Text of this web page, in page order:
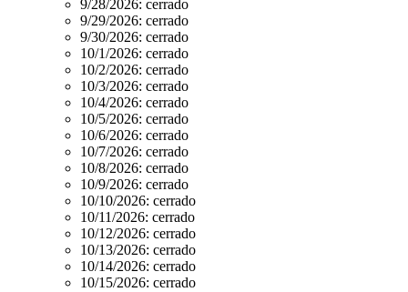
9/28/2026: cerrado
9/29/2026: cerrado
9/30/2026: cerrado
10/1/2026: cerrado
10/2/2026: cerrado
10/3/2026: cerrado
10/4/2026: cerrado
10/5/2026: cerrado
10/6/2026: cerrado
10/7/2026: cerrado
10/8/2026: cerrado
10/9/2026: cerrado
10/10/2026: cerrado
10/11/2026: cerrado
10/12/2026: cerrado
10/13/2026: cerrado
10/14/2026: cerrado
10/15/2026: cerrado